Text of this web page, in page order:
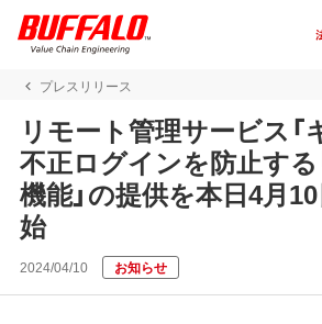
プレスリリース
リモート管理サービス「
不正ログインを防止する
機能」の提供を本日4月
始
2024/04/10 お知らせ